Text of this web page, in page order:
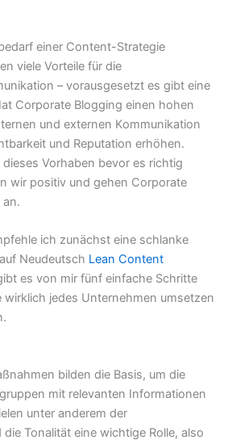
einer Content-Strategie
viele Vorteile für die
– vorausgesetzt es gibt eine
Corporate Blogging einen hohen
und externen Kommunikation
und Reputation erhöhen.
Vorhaben bevor es richtig
wir positiv und gehen Corporate
ich zunächst eine schlanke
Neudeutsch Lean Content
es von mir fünf einfache Schritte
wirklich jedes Unternehmen umsetzen
bilden die Basis, um die
mit relevanten Informationen
unter anderem der
Tonalität eine wichtige Rolle, also